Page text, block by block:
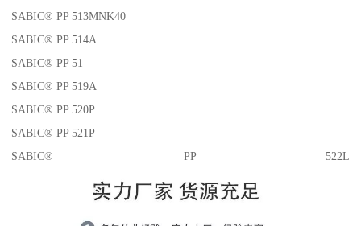
SABIC® PP 513MNK40
SABIC® PP 514A
SABIC® PP 51
SABIC® PP 519A
SABIC® PP 520P
SABIC® PP 521P
SABIC® PP 522L